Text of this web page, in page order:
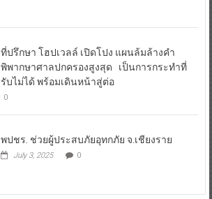
ที่ปรึกษา โฮปเวลล์ เปิดโปง แผนล้มล้างคำ
พิพากษาศาลปกครองสูงสุด เป็นการกระทำที่
รับไม่ได้ พร้อมเดินหน้าสู่ต่อ
0
พปชร. ช่วยผู้ประสบภัยอุทกภัย จ.เชียงราย
July 3, 2025 0